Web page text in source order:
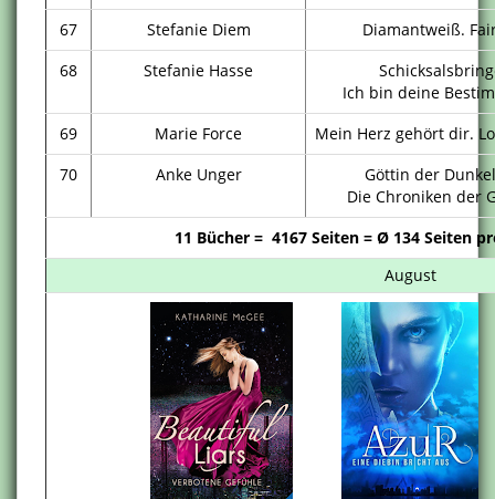
67
Stefanie Diem
Diamantweiß.
68
Stefanie Hasse
Ich bin deine
69
Marie Force
Mein Herz gehört dir.
70
Anke Unger
Göttin der
Die Chroniken der
11 Bücher = 4167 Seiten = Ø 134 Seiten
August